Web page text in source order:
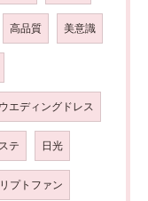
高品質 美意識
ウエディングドレス
テ 日光
リプトファン